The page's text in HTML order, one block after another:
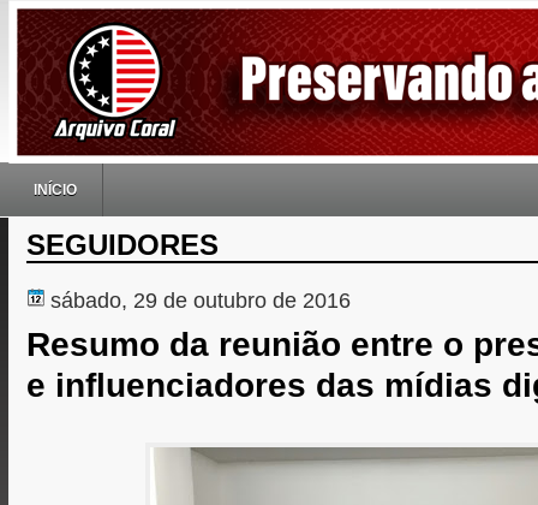
INÍCIO
SEGUIDORES
sábado, 29 de outubro de 2016
Resumo da reunião entre o
e influenciadores das mídias